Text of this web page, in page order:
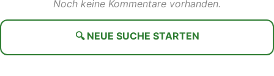
Noch keine Kommentare vorhanden.
🔍 NEUE SUCHE STARTEN